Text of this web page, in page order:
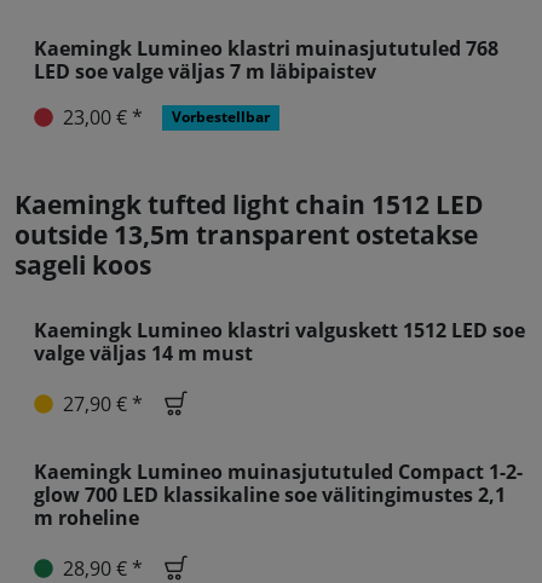
Kaemingk Lumineo klastri muinasjututuled 768
LED soe valge väljas 7 m läbipaistev
23,00 € *
Vorbestellbar
Kaemingk tufted light chain 1512 LED
outside 13,5m transparent ostetakse
sageli koos
Kaemingk Lumineo klastri valguskett 1512 LED soe
valge väljas 14 m must
27,90 € *
Kaemingk Lumineo muinasjututuled Compact 1-2-
glow 700 LED klassikaline soe välitingimustes 2,1
m roheline
28,90 € *